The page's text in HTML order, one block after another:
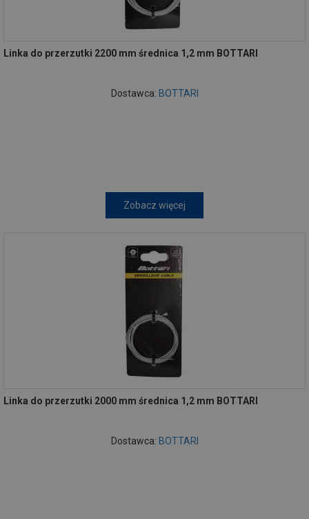
Linka do przerzutki 2200 mm średnica 1,2 mm BOTTARI
Dostawca: BOTTARI
Zobacz więcej
Linka do przerzutki 2000 mm średnica 1,2 mm BOTTARI
Dostawca: BOTTARI